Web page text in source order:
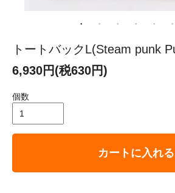
トートバックL(Steam punk
6,930円(税630円)
個数
カートに入れる